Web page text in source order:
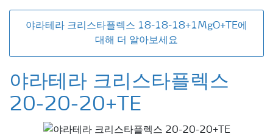
야라테라 크리스타플렉스 18-18-18+1MgO+TE에
대해 더 알아보세요
야라테라 크리스타플렉스
20-20-20+TE